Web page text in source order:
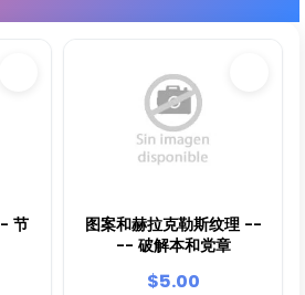
节
图案和赫拉克勒斯纹理 --
-- 破解本和党章
$5.00